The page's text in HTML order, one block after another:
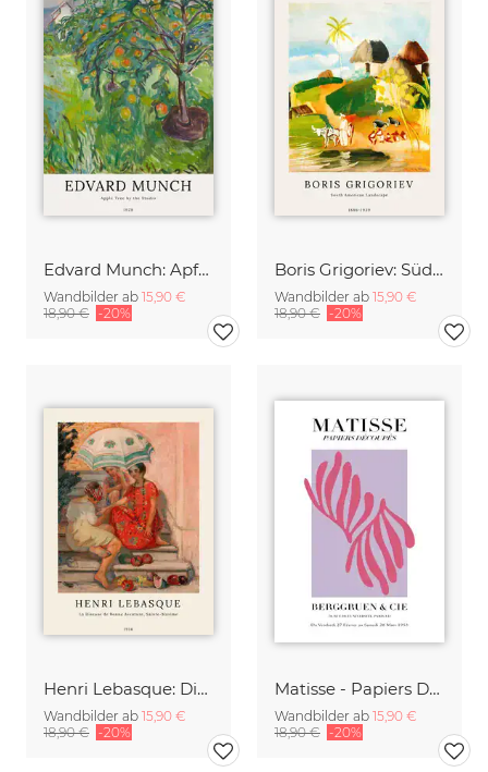
Edvard Munch: Apfelbaum am Studio
Wandbilder ab 15,90 €
18,90 € -20%
Boris Grigoriev: Südamerikanische Landschaft
Wandbilder ab 15,90 €
18,90 € -20%
Henri Lebasque: Die Wahrsagerin
Wandbilder ab 15,90 €
18,90 € -20%
Matisse - Papiers Découpés, pink und violett
Wandbilder ab 15,90 €
18,90 € -20%